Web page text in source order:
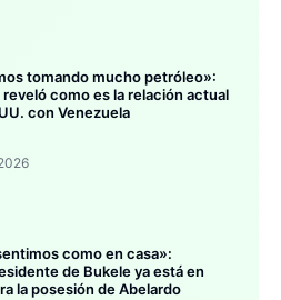
tomando mucho petróleo»:
como es la relación actual
con Venezuela
como en casa»:
de Bukele ya está en
la posesión de Abelardo